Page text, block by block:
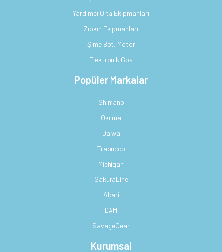
Yardımcı Olta Ekipmanları
Zıpkın Ekipmanları
Şime Bot, Motor
Elektronik Gps
Popüler Markalar
Shimano
Okuma
Daiwa
Trabucco
Michigan
SakuraLine
Abari
DAM
SavageGear
Kurumsal